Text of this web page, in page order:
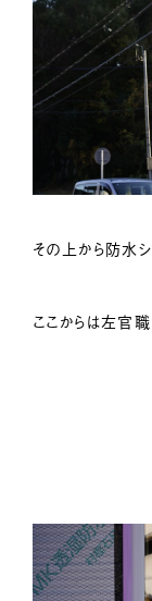
その上から防水
ここからは左官職